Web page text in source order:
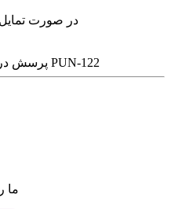
در صورت تمایل
پرسش پرده پانچی مدرن طرح گل کد PUN-122
ما